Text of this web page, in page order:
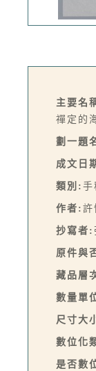
主要名
禪定的
劃一題
成文日
類別: 手
作者: 許
抄寫者:
原件與
藏品層
數量單
尺寸大
數位化
是否數